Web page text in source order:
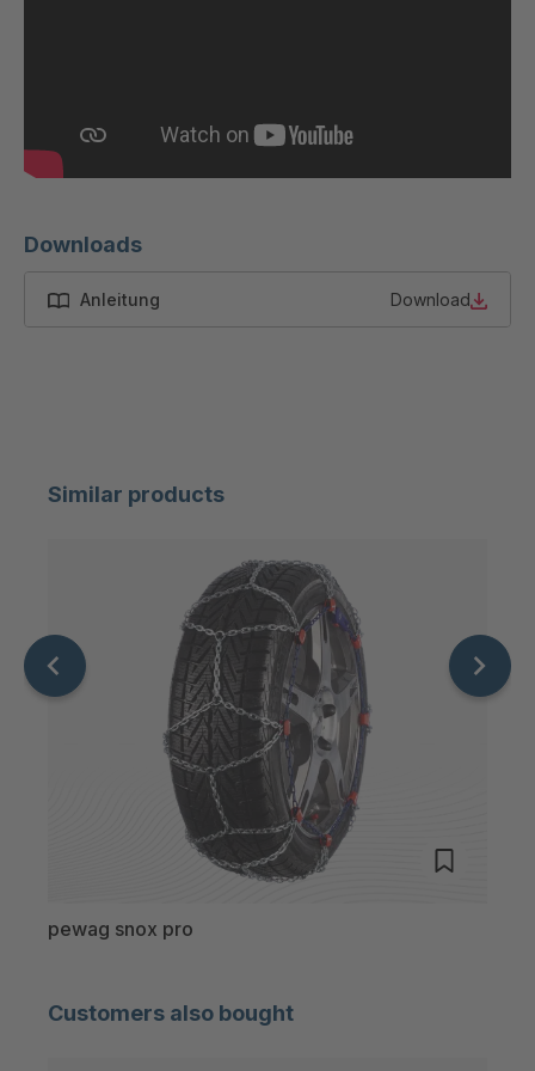
Downloads
Anleitung Download
Similar products
pewag snox pro
Customers also bought